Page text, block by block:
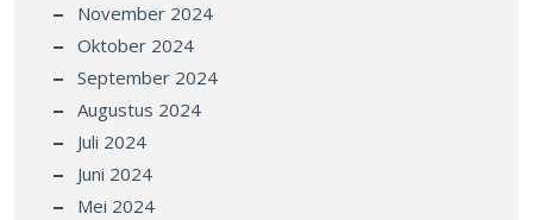
November 2024
Oktober 2024
September 2024
Augustus 2024
Juli 2024
Juni 2024
Mei 2024